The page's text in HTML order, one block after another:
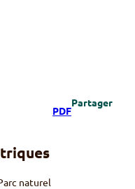
PDF
Partager
naturel